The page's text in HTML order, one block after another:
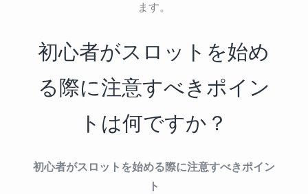
ます。
初心者がスロットを始め
る際に注意すべきポイン
トは何ですか？
初心者がスロットを始める際に注意すべきポイン
ト